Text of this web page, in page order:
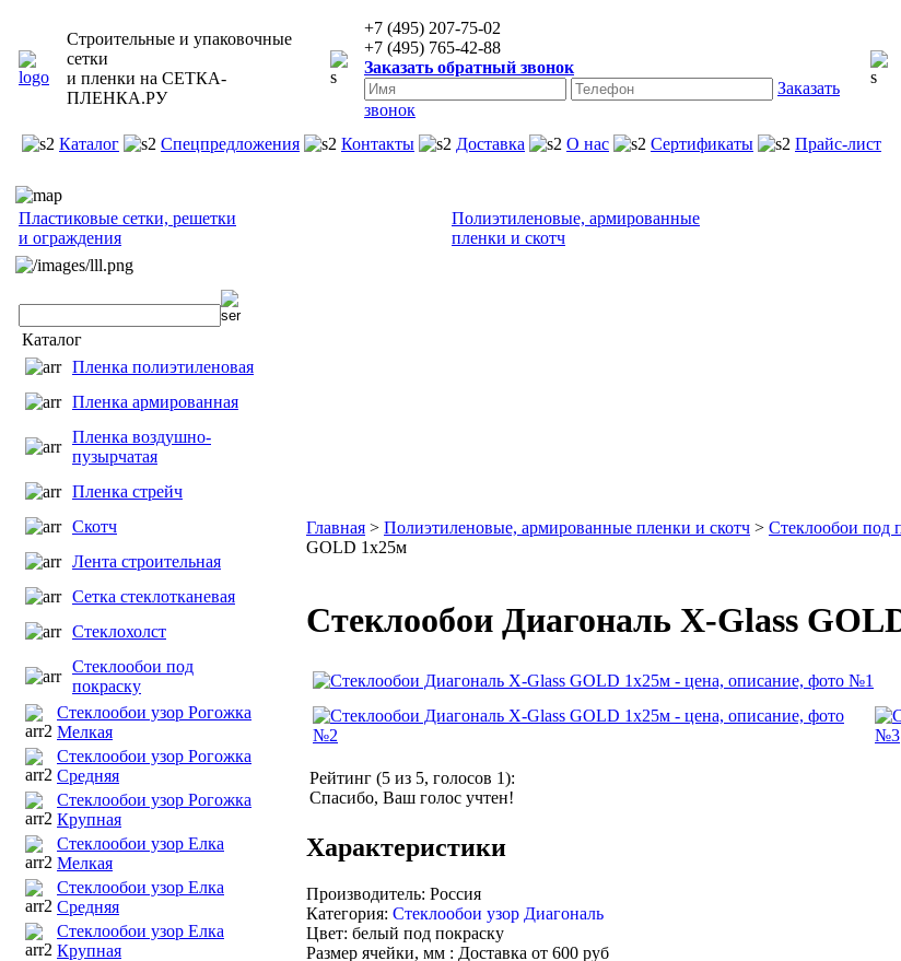
Строительные и упаковочные
сетки
и пленки на СЕТКА-
ПЛЕНКА.РУ
+7 (495) 207-75-02
+7 (495) 765-42-88
Заказать обратный звонок
Заказать
звонок
Каталог Спецпредложения Контакты Доставка О нас Сертификаты Прайс-лист
Пластиковые сетки, решетки
и ограждения
Полиэтиленовые, армированные
пленки и скотч
Каталог
Пленка полиэтиленовая
Пленка армированная
Пленка воздушно-
пузырчатая
Пленка стрейч
Скотч
Лента строительная
Сетка стеклотканевая
Стеклохолст
Стеклообои под
покраску
Стеклообои узор Рогожка
Мелкая
Стеклообои узор Рогожка
Средняя
Стеклообои узор Рогожка
Крупная
Стеклообои узор Елка
Мелкая
Стеклообои узор Елка
Средняя
Стеклообои узор Елка
Крупная
Главная > Полиэтиленовые, армированные пленки и скотч > Стеклообои под
GOLD 1х25м
Стеклообои Диагональ X-Glass
Рейтинг (5 из 5, голосов 1):
Спасибо, Ваш голос учтен!
Характеристики
Производитель: Россия
Категория: Стеклообои узор Диагональ
Цвет: белый под покраску
Размер ячейки, мм : Доставка от 600 руб